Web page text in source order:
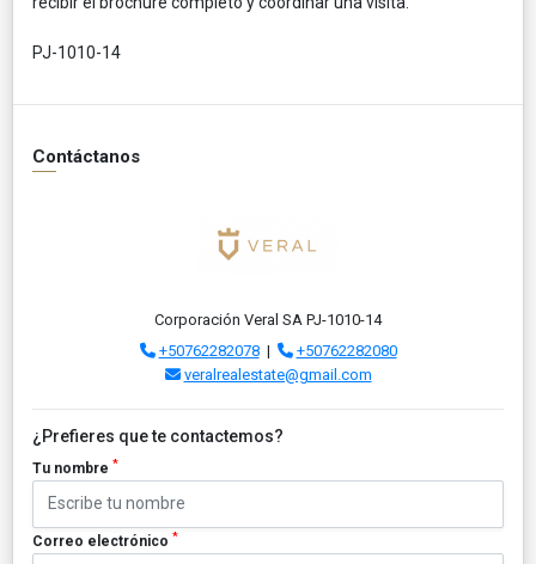
PJ-1010-14
Contáctanos
Corporación Veral SA PJ-1010-14
+50762282078|
+50762282080
veralrealestate@gmail.com
¿Prefieres que te contactemos?
Tu nombre *
Correo electrónico *